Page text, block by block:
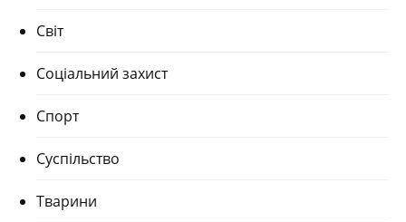
Світ
Соціальний захист
Спорт
Суспільство
Тварини